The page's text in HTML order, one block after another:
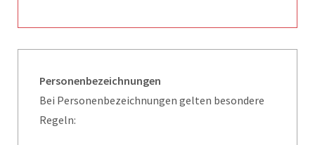
Personenbezeichnungen
Bei Personenbezeichnungen gelten besondere
Regeln: